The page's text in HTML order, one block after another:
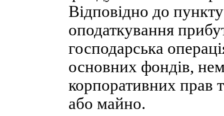
Відповідно до
оподаткування
господарська
основних фондів,
корпоративних прав
або майно.